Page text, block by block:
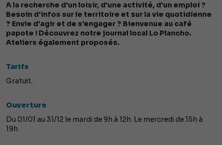
A la recherche d'un loisir, d'une activité, d'un emploi ?
Besoin d'infos sur le territoire et sur la vie quotidienne
? Envie d'agir et de s'engager ? Bienvenue au café
papote ! Découvrez notre journal local Lo Plancho.
Ateliers également proposés.
Tarifs
Gratuit.
Ouverture
Du 01/01 au 31/12 le mardi de 9h à 12h. Le mercredi de 15h à
19h.